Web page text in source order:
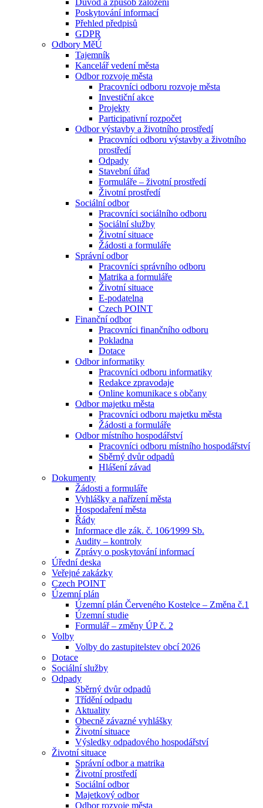
Důvod a způsob založení
Poskytování informací
Přehled předpisů
GDPR
Odbory MěÚ
Tajemník
Kancelář vedení města
Odbor rozvoje města
Pracovníci odboru rozvoje města
Investiční akce
Projekty
Participativní rozpočet
Odbor výstavby a životního prostředí
Pracovníci odboru výstavby a životního
prostředí
Odpady
Stavební úřad
Formuláře – životní prostředí
Životní prostředí
Sociální odbor
Pracovníci sociálního odboru
Sociální služby
Životní situace
Žádosti a formuláře
Správní odbor
Pracovníci správního odboru
Matrika a formuláře
Životní situace
E-podatelna
Czech POINT
Finanční odbor
Pracovníci finančního odboru
Pokladna
Dotace
Odbor informatiky
Pracovníci odboru informatiky
Redakce zpravodaje
Online komunikace s občany
Odbor majetku města
Pracovníci odboru majetku města
Žádosti a formuláře
Odbor místního hospodářství
Pracovníci odboru místního hospodářství
Sběrný dvůr odpadů
Hlášení závad
Dokumenty
Žádosti a formuláře
Vyhlášky a nařízení města
Hospodaření města
Řády
Informace dle zák. č. 106⁄1999 Sb.
Audity – kontroly
Zprávy o poskytování informací
Úřední deska
Veřejné zakázky
Czech POINT
Územní plán
Územní plán Červeného Kostelce – Změna č.1
Územní studie
Formulář – změny ÚP č. 2
Volby
Volby do zastupitelstev obcí 2026
Dotace
Sociální služby
Odpady
Sběrný dvůr odpadů
Třídění odpadu
Aktuality
Obecně závazné vyhlášky
Životní situace
Výsledky odpadového hospodářství
Životní situace
Správní odbor a matrika
Životní prostředí
Sociální odbor
Majetkový odbor
Odbor rozvoje města